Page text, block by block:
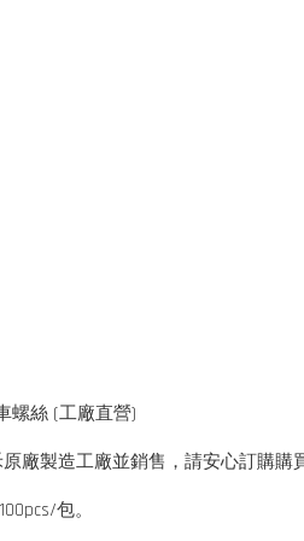
螺絲 (工廠直營)
廠製造工廠並銷售，請安心訂購購
包。